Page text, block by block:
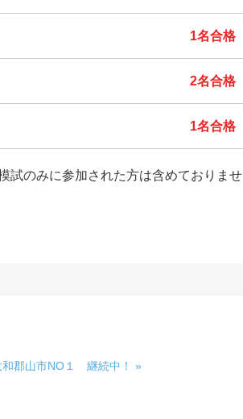
1名合格
2名合格
1名合格
試のみに参加された方は含めておりませ
和郡山市NO１ 継続中！ »